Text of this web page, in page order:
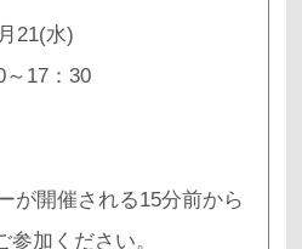
21(水)
～17：30
が開催される15分前から
参加ください。